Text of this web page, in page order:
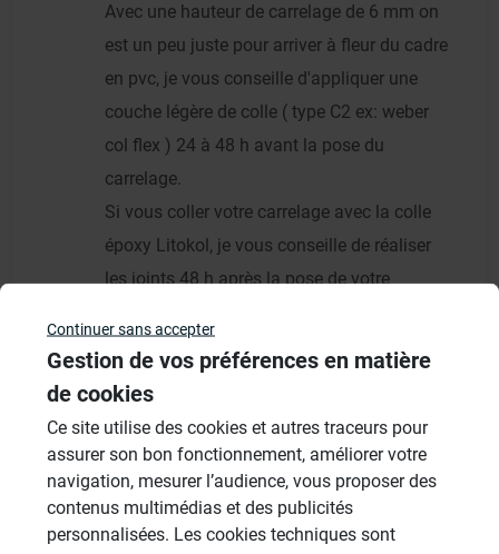
Avec une hauteur de carrelage de 6 mm on
est un peu juste pour arriver à fleur du cadre
en pvc, je vous conseille d'appliquer une
couche légère de colle ( type C2 ex: weber
col flex ) 24 à 48 h avant la pose du
carrelage.
Si vous coller votre carrelage avec la colle
époxy Litokol, je vous conseille de réaliser
les joints 48 h après la pose de votre
un époxy de Litokol, ce produit à une grande
le temps.
Cordialement,
Francis Dumas, Wedi France
Continuer sans accepter
Gestion de vos préférences en matière
de cookies
Ce site utilise des cookies et autres traceurs pour
assurer son bon fonctionnement, améliorer votre
navigation, mesurer l’audience, vous proposer des
contenus multimédias et des publicités
personnalisées. Les cookies techniques sont